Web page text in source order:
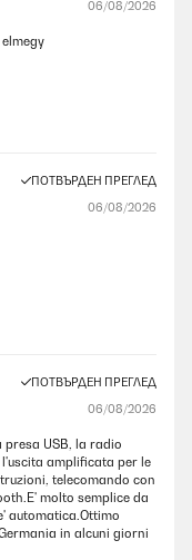
06/08/2026
ПОТВЪРДЕН ПРЕГЛЕД
06/08/2026
ПОТВЪРДЕН ПРЕГЛЕД
06/08/2026
USB, la radio
l'uscita amplificata per le
telecomando con
molto semplice da
automatica.Ottimo
in alcuni giorni